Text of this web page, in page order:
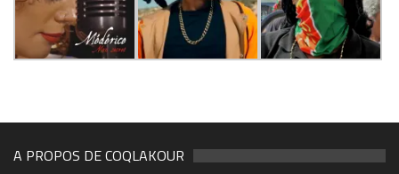
A PROPOS DE COQLAKOUR